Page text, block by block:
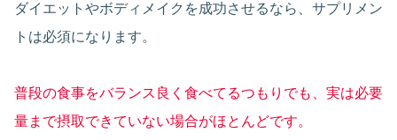
ダイエットやボディメイクを成功させるなら、サプリメン
トは必須になります。
普段の食事をバランス良く食べてるつもりでも、実は必要
量まで摂取できていない場合がほとんどです。